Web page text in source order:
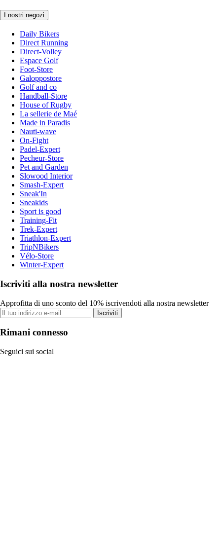
I nostri negozi
Daily Bikers
Direct Running
Direct-Volley
Espace Golf
Foot-Store
Galoppostore
Golf and co
Handball-Store
House of Rugby
La sellerie de Maé
Made in Paradis
Nauti-wave
On-Fight
Padel-Expert
Pecheur-Store
Pet and Garden
Slowood Interior
Smash-Expert
Sneak'In
Sneakids
Sport is good
Training-Fit
Trek-Expert
Triathlon-Expert
TripNBikers
Vélo-Store
Winter-Expert
Iscriviti alla nostra newsletter
Approfitta di uno sconto del 10% iscrivendoti alla nostra newsletter
Iscriviti
Rimani connesso
Seguici sui social